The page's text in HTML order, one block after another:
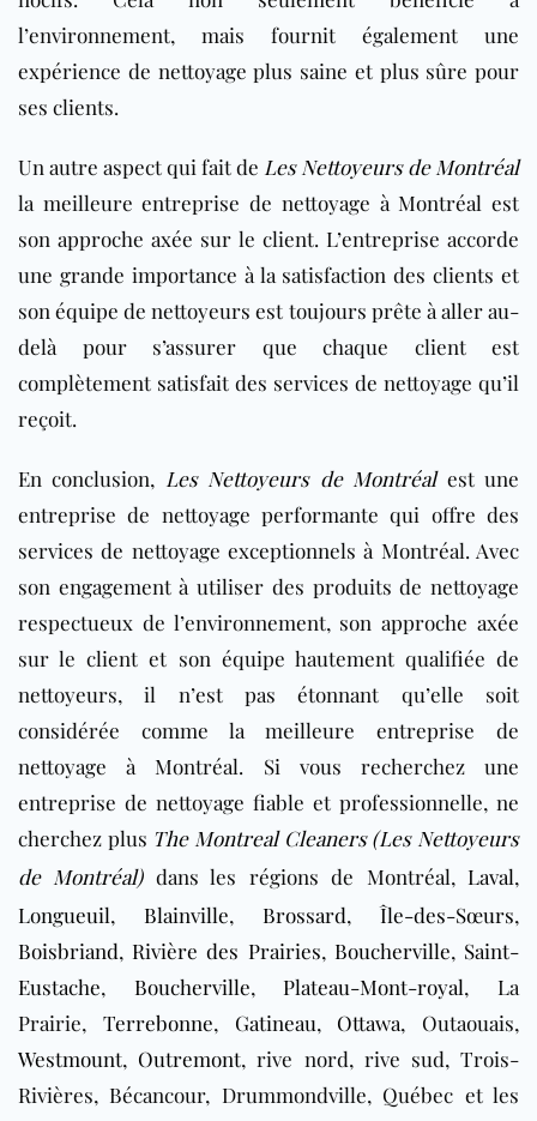
l’environnement, mais fournit également une
expérience de nettoyage plus saine et plus sûre pour
ses clients.
Un autre aspect qui fait de Les Nettoyeurs de Montréal
la meilleure entreprise de nettoyage à Montréal est
son approche axée sur le client. L’entreprise accorde
une grande importance à la satisfaction des clients et
son équipe de nettoyeurs est toujours prête à aller au-
delà pour s’assurer que chaque client est
complètement satisfait des services de nettoyage qu’il
reçoit.
En conclusion, Les Nettoyeurs de Montréalest une
entreprise de nettoyage performante qui offre des
services de nettoyage exceptionnels à Montréal. Avec
son engagement à utiliser des produits de nettoyage
respectueux de l’environnement, son approche axée
sur le client et son équipe hautement qualifiée de
nettoyeurs, il n’est pas étonnant qu’elle soit
considérée comme la meilleure entreprise de
nettoyage à Montréal. Si vous recherchez une
entreprise de nettoyage fiable et professionnelle, ne
cherchez plus The Montreal Cleaners (Les Nettoyeurs
de Montréal)dans les régions de Montréal, Laval,
Longueuil, Blainville, Brossard,Île-des-Sœurs,
Boisbriand, Rivière des Prairies, Boucherville, Saint-
Eustache, Boucherville, Plateau-Mont-royal, La
Prairie, Terrebonne, Gatineau, Ottawa, Outaouais,
Westmount, Outremont, rive nord, rive sud, Trois-
Rivières, Bécancour, Drummondville, Québec et les